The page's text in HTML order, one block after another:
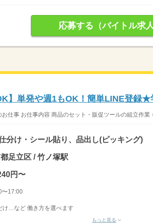
応募する（バイトル求人
】単発や週1もOK！簡単LINE登録★
仕事 お仕事内容 商品のセット・販促ツールの組立作業
分け・シール貼り、品出し(ピッキング)
足立区 / 竹ノ塚駅
円〜
〜17:00
け…など 働き方を選べます
もっと見る